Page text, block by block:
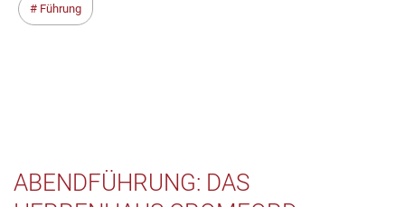
Führung
ABENDFÜHRUNG: DAS